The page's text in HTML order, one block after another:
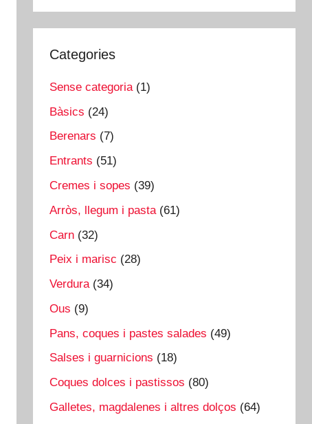
Categories
Sense categoria(1)
Bàsics (24)
Berenars (7)
Entrants (51)
Cremes i sopes (39)
Arròs, llegum i pasta (61)
Carn (32)
Peix i marisc (28)
Verdura(34)
Ous (9)
Pans, coques i pastes salades (49)
Salses i guarnicions (18)
Coques dolces i pastissos (80)
Galletes, magdalenes i altres dolços (64)